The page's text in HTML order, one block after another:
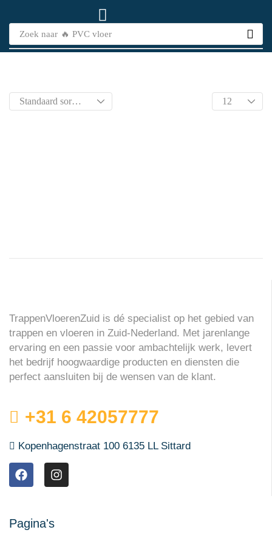
Zoek naar 🔥 PVC vloer
TrappenVloerenZuid is dé specialist op het gebied van
trappen en vloeren in Zuid-Nederland. Met jarenlange
ervaring en een passie voor ambachtelijk werk, levert
het bedrijf hoogwaardige producten en diensten die
perfect aansluiten bij de wensen van de klant.
+31 6 42057777
Kopenhagenstraat 100 6135 LL Sittard
Pagina's